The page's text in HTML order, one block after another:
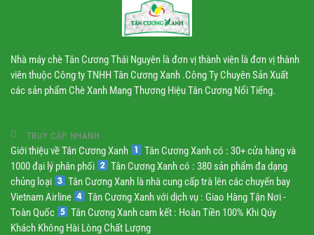
Nhà máy chè Tân Cương Thái Nguyên là đơn vị thành viên là đơn vị thành
viên thuộc Công ty TNHH Tân Cương Xanh .Công Ty Chuyên Sản Xuất
các sản phẩm Chè Xanh Mang Thương Hiệu Tân Cương Nổi Tiếng.
TRUY CẬP NHANH
Giới thiệu về Tân Cương Xanh
Tân Cương Xanh có : 30+ cửa hàng và
1000 đại lý phân phối
Tân Cương Xanh có : 380 sản phẩm đa dạng
chủng loại
Tân Cương Xanh là nhà cung cấp trà lên các chuyến bay
Vietnam Airline
Tân Cương Xanh với dịch vụ : Giao Hàng Tận Nơi -
Toàn Quốc
Tân Cương Xanh cam kết : Hoàn Tiền 100% Khi Qúy
Khách Không Hài Lòng Chất Lượng